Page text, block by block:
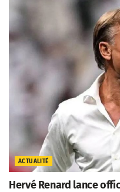
ACTUALITÉ
Hervé Renard lance